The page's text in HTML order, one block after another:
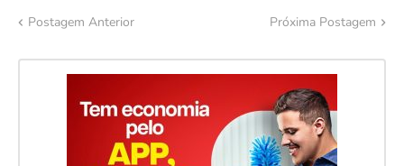
Postagem Anterior Próxima Postagem